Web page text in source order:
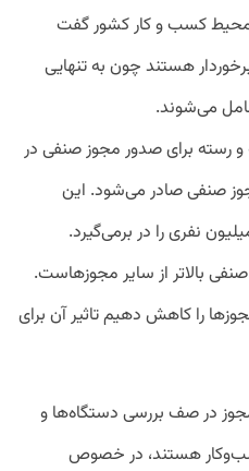
محیط کسب و کار کشور گفت
هستند چون به تنهایی
شامل می‌شوند.
هزار اتحادیه و رسته برای صدور مجوز صنفی در
سالانه ۲۸۰ هزار مجوز صنفی صادر می‌شود. این
صنفی یک خانواده ۲۳ میلیون نفری را در برمی‌گیرد.
بالاتر از سایر مجوزهاست.
را کاهش دهیم تاثیر آن برای
با اعلام اینکه بیش از ۲۰ مجوز در صف بررسی دستگاه‌ها و
هستند، در خصوص